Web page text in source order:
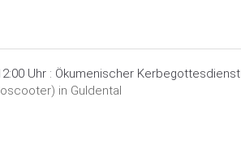
Uhr : Ökumenischer Kerbegottesdienst
in Guldental